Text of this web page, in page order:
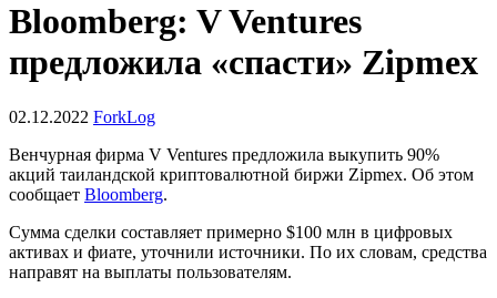
Bloomberg: V Ventures
предложила «спасти» Zipmex
02.12.2022 ForkLog
Венчурная фирма V Ventures предложила выкупить 90%
акций таиландской криптовалютной биржи Zipmex. Об этом
сообщает Bloomberg.
Сумма сделки составляет примерно $100 млн в цифровых
активах и фиате, уточнили источники. По их словам, средства
направят на выплаты пользователям.